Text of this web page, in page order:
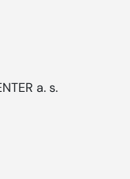
a. s.